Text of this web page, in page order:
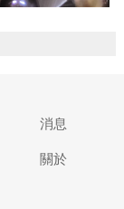
消息
關於